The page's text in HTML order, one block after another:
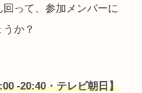
って、参加メンバーに
か？
-20:40・テレビ朝日】